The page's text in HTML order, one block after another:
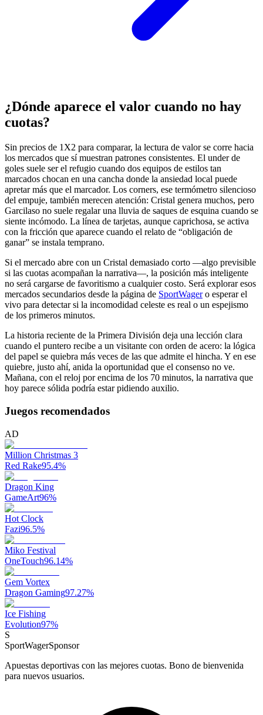
¿Dónde aparece el valor cuando no hay
cuotas?
Sin precios de 1X2 para comparar, la lectura de valor se corre hacia
los mercados que sí muestran patrones consistentes. El under de
goles suele ser el refugio cuando dos equipos de estilos tan
marcados chocan en una cancha donde la ansiedad local puede
apretar más que el marcador. Los corners, ese termómetro silencioso
del empuje, también merecen atención: Cristal genera muchos, pero
Garcilaso no suele regalar una lluvia de saques de esquina cuando se
siente incómodo. La línea de tarjetas, aunque caprichosa, se activa
con la fricción que aparece cuando el relato de “obligación de
ganar” se instala temprano.
Si el mercado abre con un Cristal demasiado corto —algo previsible
si las cuotas acompañan la narrativa—, la posición más inteligente
no será cargarse de favoritismo a cualquier costo. Será explorar esos
mercados secundarios desde la página de SportWagero esperar el
vivo para detectar si la incomodidad celeste es real o un espejismo
de los primeros minutos.
La historia reciente de la Primera División deja una lección clara
cuando el puntero recibe a un visitante con orden de acero: la lógica
del papel se quiebra más veces de las que admite el hincha. Y en ese
quiebre, justo ahí, anida la oportunidad que el consenso no ve.
Mañana, con el reloj por encima de los 70 minutos, la narrativa que
hoy parece sólida podría estar pidiendo auxilio.
Juegos recomendados
AD
Million Christmas 3
Red Rake95.4%
Dragon King
GameArt96%
Hot Clock
Fazi96.5%
Miko Festival
OneTouch96.14%
Gem Vortex
Dragon Gaming97.27%
Ice Fishing
Evolution97%
S
SportWagerSponsor
Apuestas deportivas con las mejores cuotas. Bono de bienvenida
para nuevos usuarios.